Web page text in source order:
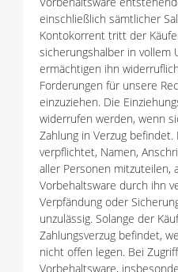
einschließlich sämtlicher
Kontokorrent tritt der
sicherungshalber in vollem
ermächtigen ihn
Forderungen für unsere
einzuziehen. Die
widerrufen werden, wenn
Zahlung in Verzug
verpflichtet, Namen,
aller Personen mitzuteilen,
Vorbehaltsware durch ihn
Verpfändung oder
unzulässig. Solange der
Zahlungsverzug befindet,
nicht offen legen. Bei
Vorbehaltsware,